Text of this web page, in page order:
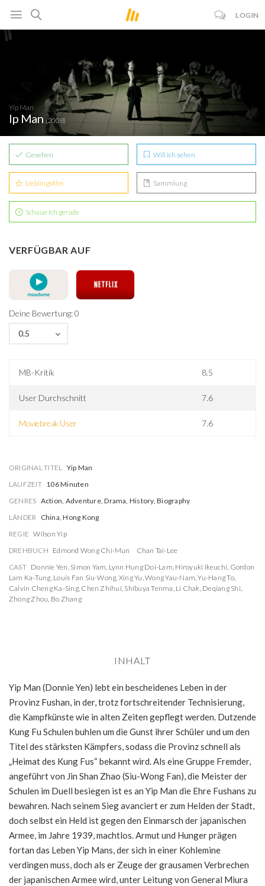
LOGIN
Yip Man
Ip Man(2008)
Gesehen Will ich sehen
Lieblingsfilm Sammlung
Schaue ich gerade
VERFÜGBAR AUF
Deine Bewertung: 0
0.5
MB-Kritik 8.5
User Durchschnitt 7.6
Moviebreak User 7.6
ORIGINAL TITEL Yip Man
LAUFZEIT 106 Minuten
GENRES Action, Adventure, Drama, History, Biography
LÄNDER China, Hong Kong
REGIE Wilson Yip
DREHBUCH Edmond Wong Chi-Mun
Chan Tai-Lee
CAST Donnie Yen, Simon Yam, Lynn Hung Doi-Lam, Hiroyuki Ikeuchi, Gordon
Lam Ka-Tung, Louis Fan Siu-Wong, Xing Yu,Wong Yau-Nam,Yu-Hang To,
Calvin Cheng Ka-Sing, Chen Zhihui, Shibuya Tenma, Li Chak, Deqiang Shi,
Zhong Zhou, Bo Zhang
INHALT
Yip Man (Donnie Yen) lebt ein bescheidenes Leben in der
Provinz Fushan, in der, trotz fortschreitender Technisierung,
die Kampfkünste wie in alten Zeiten gepflegt werden. Dutzende
Kung Fu Schulen buhlen um die Gunst ihrer Schüler und um den
Titel des stärksten Kämpfers, sodass die Provinz schnell als
„Heimat des Kung Fus“ bekannt wird. Als eine Gruppe Fremder,
angeführt von Jin Shan Zhao (Siu-Wong Fan), die Meister der
Schulen im Duell besiegen ist es an Yip Man die Ehre Fushans zu
bewahren. Nach seinem Sieg avanciert er zum Helden der Stadt,
doch selbst ein Held ist gegen den Einmarsch der japanischen
Armee, im Jahre 1939, machtlos. Armut und Hunger prägen
fortan das Leben Yip Mans, der sich in einer Kohlemine
verdingen muss, doch als er Zeuge der grausamen Verbrechen
der japanischen Armee wird, unter Leitung von General Miura